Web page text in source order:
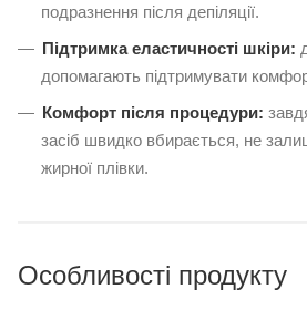
подразнення після депіляції.
Підтримка еластичності шкіри:
допомагають підтримувати
Комфорт після процедури:
засіб швидко вбирається, не
жирної плівки.
Особливості продукту